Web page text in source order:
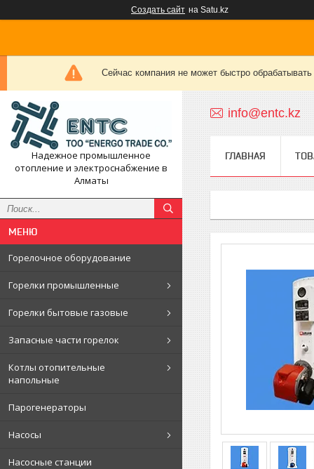
Создать сайт на Satu.kz
Сейчас компания не может быстро
Надежное промышленное
отопление и электроснабжение в
Алматы
Горелочное оборудование
Горелки промышленные
Горелки бытовые газовые
Запасные части горелок
Котлы отопительные
напольные
Парогенераторы
Насосы
Насосные станции
info@entc.kz
ГЛАВНАЯ